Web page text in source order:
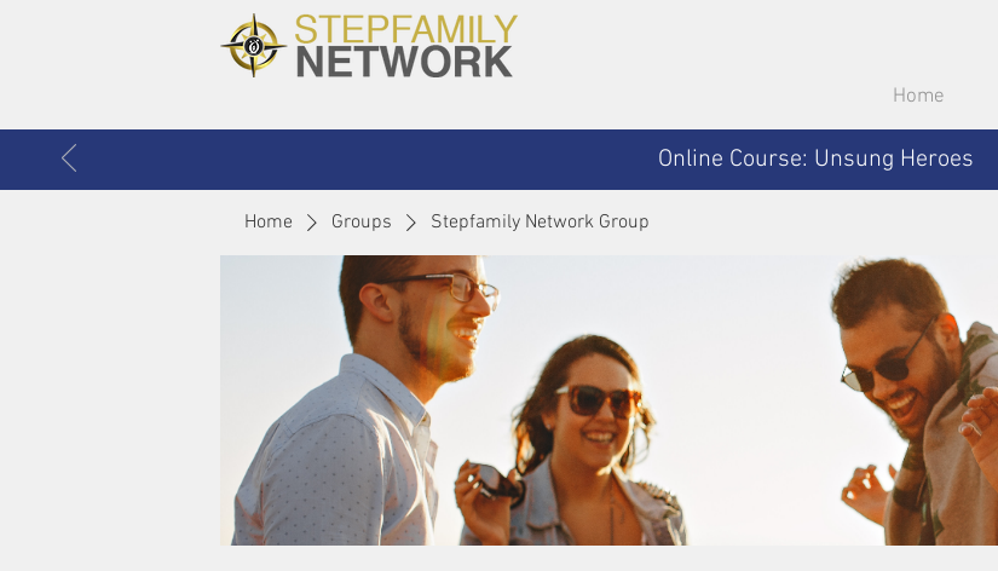
Home
Online Course: Unsung Heroes
Home Groups Stepfamily Network Group